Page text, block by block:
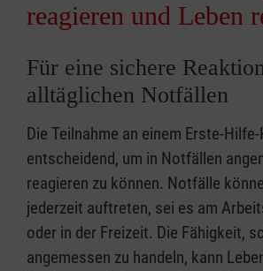
reagieren und Leben
Für eine sichere
alltäglichen Notfällen
Die Teilnahme an einem Erste-
entscheidend, um in Notfällen
reagieren zu können. Notfälle
jederzeit auftreten, sei es am
oder in der Freizeit. Die Fähigkeit,
angemessen zu handeln, kann